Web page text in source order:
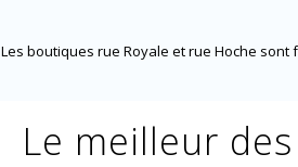
Les boutiques rue Royale et rue Hoche sont
Le meilleur